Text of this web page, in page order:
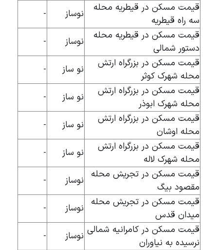
قیمت مسکن در قیطریه محله
سه راه قیطریه
نوساز
-
قیمت مسکن در قیطریه محله
دستور شمالی
نوساز
-
قیمت مسکن در بزرگراه ارتش
محله شهرک کوثر
نو ساز
-
قیمت مسکن در بزرگراه ارتش
محله شهرک ابوذر
نو ساز
-
قیمت مسکن در بزرگراه ارتش
محله اوشان
نو ساز
-
قیمت مسکن در بزرگراه ارتش
محله شهرک لاله
نو ساز
-
قیمت مسکن در تجریش محله
مقصود بیگ
نوساز
-
قیمت مسکن در تجریش محله
میدان قدس
نوساز
-
قیمت مسکن در کامرانیه شمالی
نرسیده به نیاوران
نوساز
-